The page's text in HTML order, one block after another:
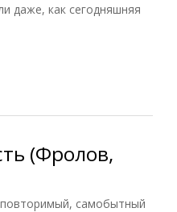
даже, как сегодняшняя
(Фролов,
самобытный